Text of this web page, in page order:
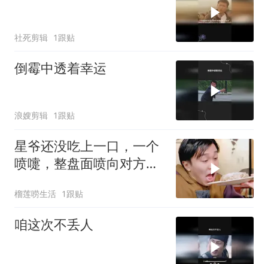
社死剪辑 1跟贴
倒霉中透着幸运
浪嫂剪辑 1跟贴
星爷还没吃上一口，一个
喷嚏，整盘面喷向对方，
榴莲唠生活 1跟贴
咱这次不丢人